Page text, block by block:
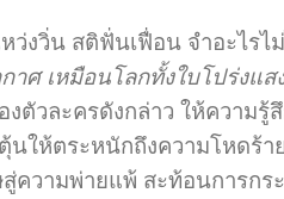
ว่งวิ่น สติฟั่นเฟื่อน จำอะไรไ
าศ เหมือนโลกทั้งใบโปร่งแส
ตัวละครดังกล่าว ให้ความรู้
นให้ตระหนักถึงความโหดร้า
ความพ่ายแพ้ สะท้อนการกร